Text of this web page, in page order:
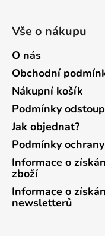
Vše o nákupu
O nás
Obchodní
Nákupní košík
Podmínky
Jak objednat?
Podmínky
Informace o
zboží
Informace o
newsletterů